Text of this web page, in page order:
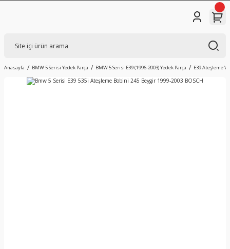
Anasayfa BMW 5 Serisi Yedek Parça BMW 5 Serisi E39 (1996-2003) Yedek Parça E39 Ateşleme